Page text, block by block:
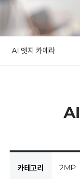
AI 엣지 카메라
카테고리 2MP